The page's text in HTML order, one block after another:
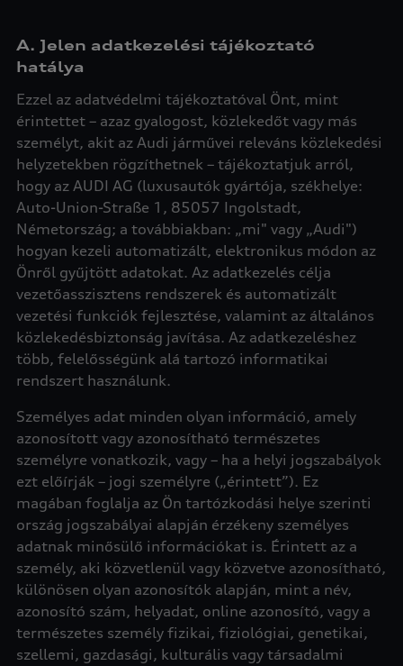
A. Jelen adatkezelési tájékoztató
hatálya
Ezzel az adatvédelmi tájékoztatóval Önt, mint
érintettet – azaz gyalogost, közlekedőt vagy más
személyt, akit az Audi járművei releváns közlekedési
helyzetekben rögzíthetnek – tájékoztatjuk arról,
hogy az AUDI AG (luxusautók gyártója, székhelye:
Auto-Union-Straße 1, 85057 Ingolstadt,
Németország; a továbbiakban: „mi" vagy „Audi")
hogyan kezeli automatizált, elektronikus módon az
Önről gyűjtött adatokat. Az adatkezelés célja
vezetőasszisztens rendszerek és automatizált
vezetési funkciók fejlesztése, valamint az általános
közlekedésbiztonság javítása. Az adatkezeléshez
több, felelősségünk alá tartozó informatikai
rendszert használunk.
Személyes adat minden olyan információ, amely
azonosított vagy azonosítható természetes
személyre vonatkozik, vagy – ha a helyi jogszabályok
ezt előírják – jogi személyre („érintett”). Ez
magában foglalja az Ön tartózkodási helye szerinti
ország jogszabályai alapján érzékeny személyes
adatnak minősülő információkat is. Érintett az a
személy, aki közvetlenül vagy közvetve azonosítható,
különösen olyan azonosítók alapján, mint a név,
azonosító szám, helyadat, online azonosító, vagy a
természetes személy fizikai, fiziológiai, genetikai,
szellemi, gazdasági, kulturális vagy társadalmi